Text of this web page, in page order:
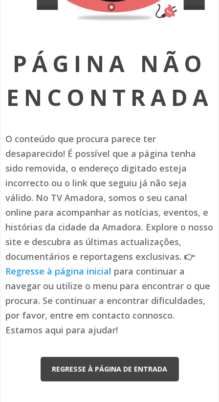
SOMOS TODOS EUROPEUS
AMADORA LIGA À RESILIÊNCIA
(RE) PENSAMENTOS
HISTÓRIAS DE ABRIL
PÁGINA NÃO
ENCONTRADA
O conteúdo que procura parece ter
desaparecido! É possível que a página tenha
sido removida, o endereço digitado esteja
incorrecto ou o link que seguiu já não seja
válido. No TV Amadora, somos o seu canal
online para acompanhar as notícias, eventos, e
histórias da cidade da Amadora. Explore o nosso
site e descubra as últimas actualizações,
documentários e reportagens exclusivas. 👉
Regresse à página inicial para continuar a
navegar ou utilize o menu para encontrar o que
procura. Se continuar a encontrar dificuldades,
por favor, entre em contacto connosco.
Estamos aqui para ajudar!
REGRESSE À PÁGINA DE ENTRADA